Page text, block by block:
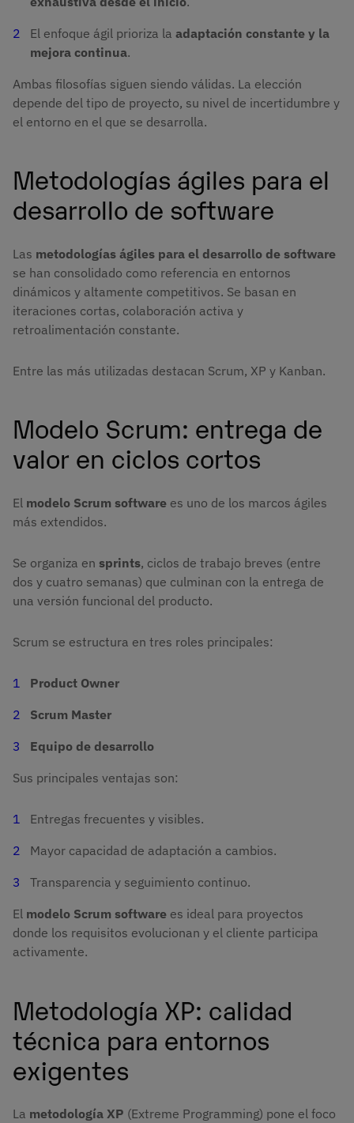
El enfoque ágil prioriza la adaptación constante y la
mejora continua.
Ambas filosofías siguen siendo válidas. La elección
depende del tipo de proyecto, su nivel de incertidumbre y
el entorno en el que se desarrolla.
Metodologías ágiles para el
desarrollo de software
Las metodologías ágiles para el desarrollo de software
se han consolidado como referencia en entornos
dinámicos y altamente competitivos. Se basan en
iteraciones cortas, colaboración activa y
retroalimentación constante.
Entre las más utilizadas destacan Scrum, XP y Kanban.
Modelo Scrum: entrega de
valor en ciclos cortos
El modelo Scrum software es uno de los marcos ágiles
más extendidos.
Se organiza en sprints, ciclos de trabajo breves (entre
dos y cuatro semanas) que culminan con la entrega de
una versión funcional del producto.
Scrum se estructura en tres roles principales:
Product Owner
Scrum Master
Equipo de desarrollo
Sus principales ventajas son:
Entregas frecuentes y visibles.
Mayor capacidad de adaptación a cambios.
Transparencia y seguimiento continuo.
El modelo Scrum software es ideal para proyectos
donde los requisitos evolucionan y el cliente participa
activamente.
Metodología XP: calidad
técnica para entornos
exigentes
La metodología XP (Extreme Programming) pone el foco